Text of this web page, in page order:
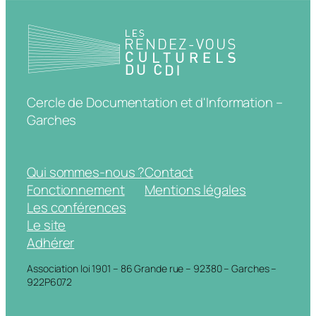
Cercle de Documentation et d'Information –
Garches
Qui sommes-nous ?
Fonctionnement
Les conférences
Le site
Adhérer
Contact
Mentions légales
Association loi 1901 – 86 Grande rue – 92380 – Garches –
922P6072